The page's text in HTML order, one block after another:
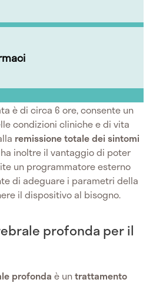
è di circa 6 ore, consente un
condizioni cliniche e di vita
remissione totale dei sintomi
ha inoltre il vantaggio di poter
un programmatore esterno
di adeguare i parametri della
il dispositivo al bisogno.
profonda per il
profonda è untrattamento